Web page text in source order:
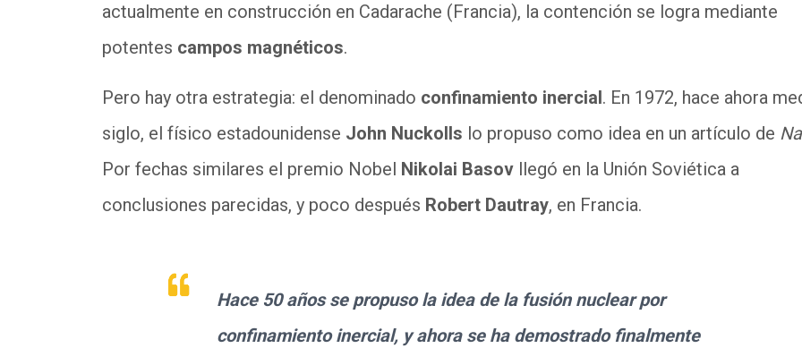
actualmente en construcción en Cadarache (Francia), la contención se logra mediante
potentes campos magnéticos.
Pero hay otra estrategia: el denominado confinamiento inercial . En 1972, hace ahora
siglo, el físico estadounidense John Nuckolls lo propuso como idea en un artículo de
Por fechas similares el premio Nobel Nikolai Basov llegó en la Unión Soviética a
conclusiones parecidas, y poco después Robert Dautray, en Francia.
Hace 50 años se propuso la idea de la fusión nuclear por
confinamiento inercial, y ahora se ha demostrado finalmente